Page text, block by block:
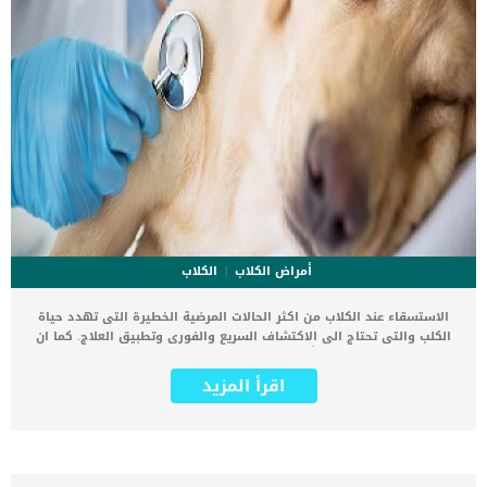
أمراض الكلاب
الكلاب
الاستسقاء عند الكلاب من اكثر الحالات المرضية الخطيرة التى تهدد حياة
الكلب والتى تحتاج الى الاكتشاف السريع والفورى وتطبيق العلاج. كما ان
هو حالة طبية خطيرة قد تهدد الحياة حيث تمتلئ بطن الكلب بالسوائل.
يمكن ان يحدث الاستسقاء عند الكلاب فى العديد من الاماكن بخلاف البطن
اقرأ المزيد